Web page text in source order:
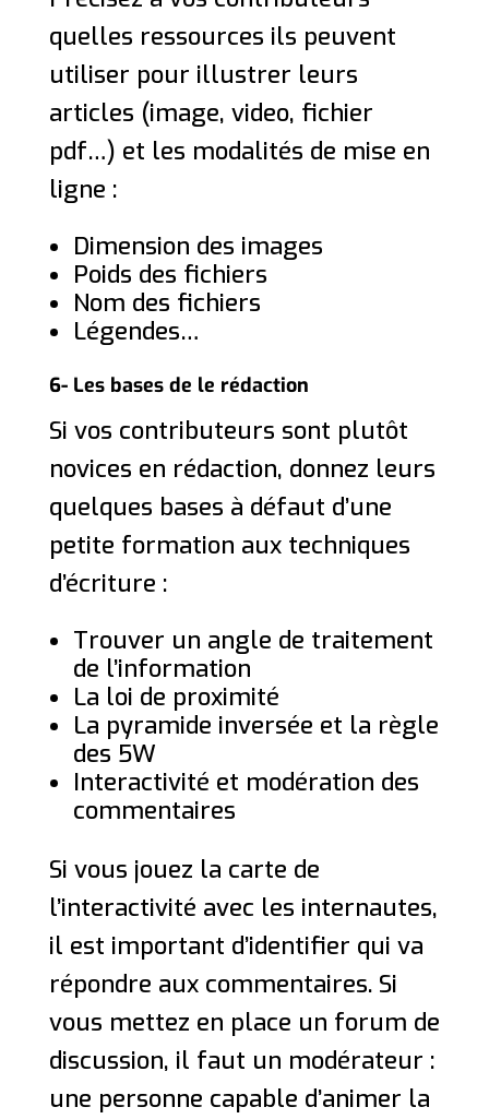
quelles ressources ils peuvent
utiliser pour illustrer leurs
articles (image, video, fichier
pdf…) et les modalités de mise en
ligne :
Dimension des images
Poids des fichiers
Nom des fichiers
Légendes…
6- Les bases de le rédaction
Si vos contributeurs sont plutôt
novices en rédaction, donnez leurs
quelques bases à défaut d’une
petite formation aux techniques
d’écriture :
Trouver un angle de traitement
de l’information
La loi de proximité
La pyramide inversée et la règle
des 5W
Interactivité et modération des
commentaires
Si vous jouez la carte de
l’interactivité avec les internautes,
il est important d’identifier qui va
répondre aux commentaires. Si
vous mettez en place un forum de
discussion, il faut un modérateur :
une personne capable d’animer la